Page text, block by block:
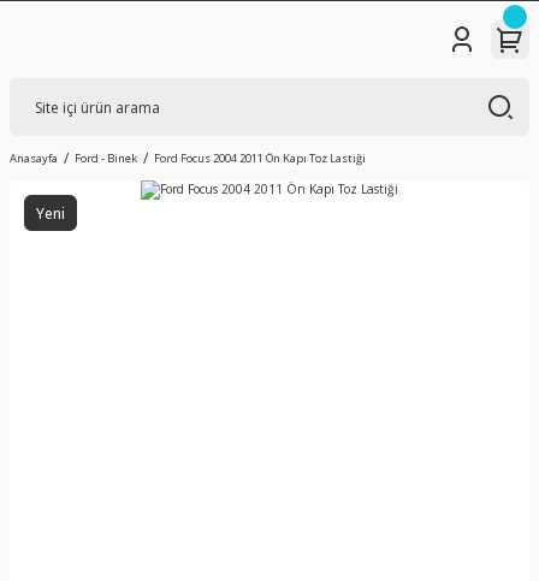
Anasayfa Ford - Binek Ford Focus 2004 2011 Ön Kapı Toz Lastiği
Yeni